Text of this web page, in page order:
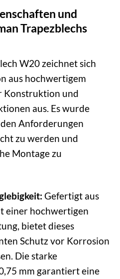
und
Trapezblechs
W20 zeichnet sich
aus hochwertigem
Konstruktion und
aus. Es wurde
Anforderungen
zu werden und
Montage zu
Gefertigt aus
einer hochwertigen
bietet dieses
Schutz vor Korrosion
Die starke
mm garantiert eine